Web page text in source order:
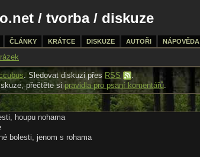
/ tvorba/ diskuze
ČLÁNKY KRÁTCE DISKUZE AUTOŘI NÁPOVĚDA
. Sledovat diskuzi přes RSS
.
přečtěte sipravidla pro psaní komentářů.
houpu nohama
bolesti, jenom s rohama